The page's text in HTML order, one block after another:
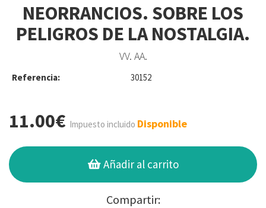
NEORRANCIOS. SOBRE LOS
PELIGROS DE LA NOSTALGIA.
VV. AA.
Referencia: 30152
11.00€ Impuesto incluido Disponible
Añadir al carrito
Compartir: